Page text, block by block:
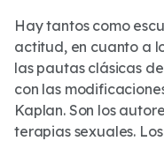
Hay tantos como
actitud, en cuanto a
las pautas clásicas
con las
Kaplan. Son los
terapias sexuales.